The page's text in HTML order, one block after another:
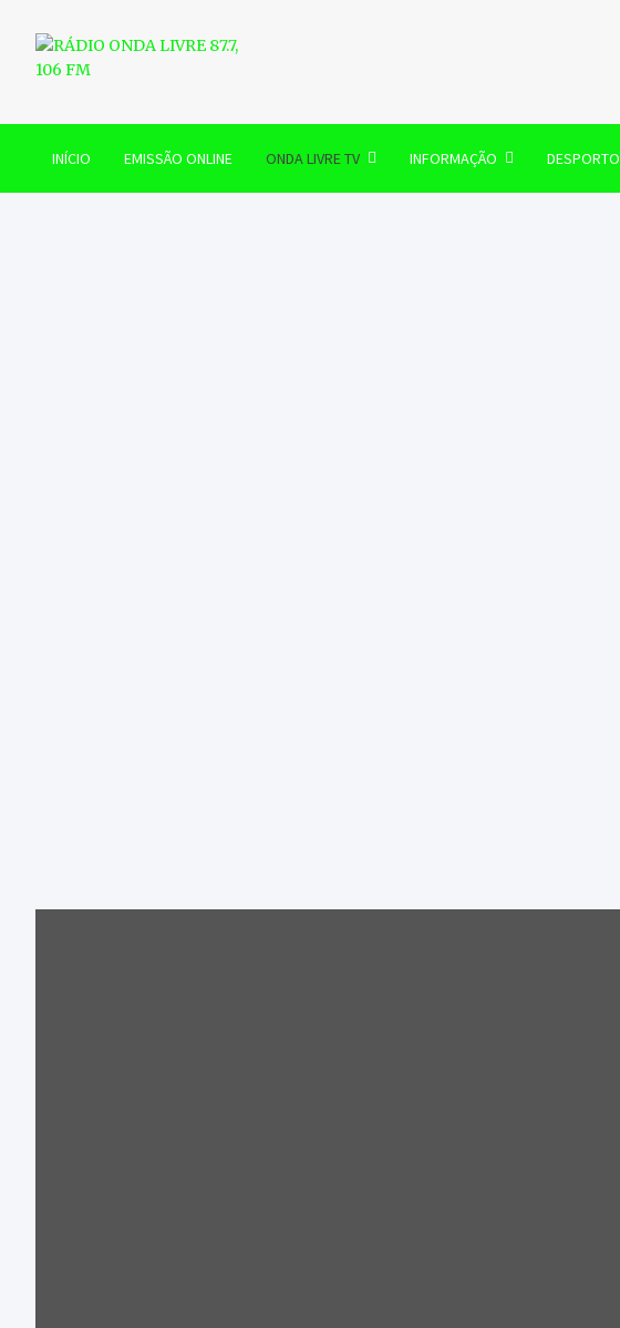
content
RÁDIO ONDA LIVRE 87.7, 106 FM
INÍCIO EMISSÃO ONLINE ONDA LIVRE TV INFORMAÇÃO DESPORTO